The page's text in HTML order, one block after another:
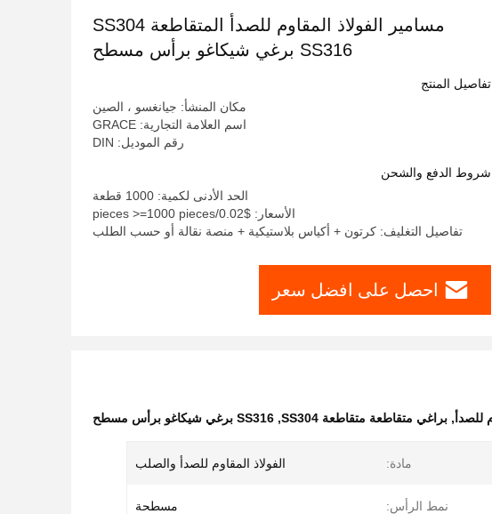
مسامير الفولاذ المقاوم للصدأ المتقاطعة SS304
SS316 برغي شيكاغو برأس مسطح
تفاصيل المنتج
مكان المنشأ: جيانغسو ، الصين
اسم العلامة التجارية: GRACE
رقم الموديل: DIN
شروط الدفع والشحن
الحد الأدنى لكمية: 1000 قطعة
الأسعار: $0.02/pieces >=1000 pieces
تفاصيل التغليف: كرتون + أكياس بلاستيكية + منصة نقالة أو حسب الطلب
احصل على افضل سعر
للصدأ , براغي متقاطعة متقاطعة SS304 , SS316 برغي شيكاغو برأس مسطح
مادة: الفولاذ المقاوم للصدأ والصلب
نمط الرأس: مسطحة